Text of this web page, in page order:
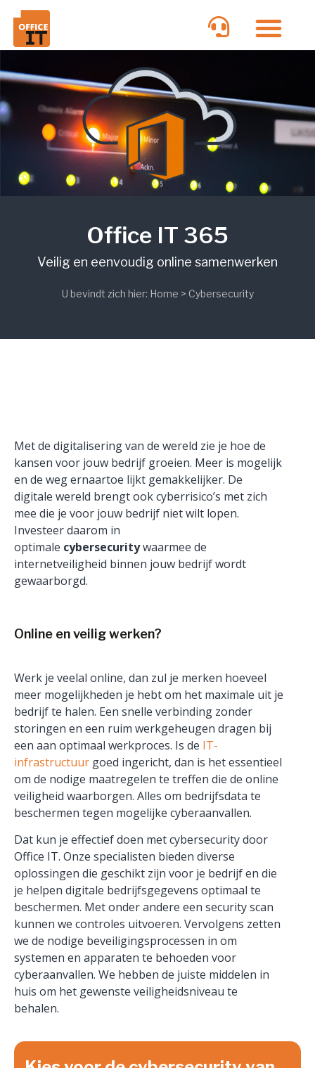
Office IT 365
Veilig en eenvoudig online samenwerken
U bevindt zich hier: Home > Cybersecurity
Met de digitalisering van de wereld zie je hoe de
kansen voor jouw bedrijf groeien. Meer is mogelijk
en de weg ernaartoe lijkt gemakkelijker. De
digitale wereld brengt ook cyberrisico’s met zich
mee die je voor jouw bedrijf niet wilt lopen.
Investeer daarom in
optimale cybersecuritywaarmee de
internetveiligheid binnen jouw bedrijf wordt
gewaarborgd.
Online en veilig werken?
Werk je veelal online, dan zul je merken hoeveel
meer mogelijkheden je hebt om het maximale uit je
bedrijf te halen. Een snelle verbinding zonder
storingen en een ruim werkgeheugen dragen bij
een aan optimaal werkproces. Is de IT-
infrastructuur goed ingericht, dan is het essentieel
om de nodige maatregelen te treffen die de online
veiligheid waarborgen. Alles om bedrijfsdata te
beschermen tegen mogelijke cyberaanvallen.
Dat kun je effectief doen met cybersecurity door
Office IT. Onze specialisten bieden diverse
oplossingen die geschikt zijn voor je bedrijf en die
je helpen digitale bedrijfsgegevens optimaal te
beschermen. Met onder andere een security scan
kunnen we controles uitvoeren. Vervolgens zetten
we de nodige beveiligingsprocessen in om
systemen en apparaten te behoeden voor
cyberaanvallen. We hebben de juiste middelen in
huis om het gewenste veiligheidsniveau te
behalen.